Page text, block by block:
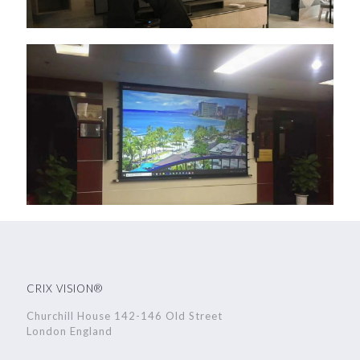
CRIX VISION®
Churchill House 142-146 Old Street
London England